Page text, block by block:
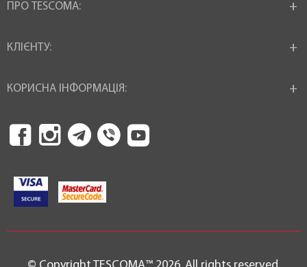
ПРО TESCOMA:
КЛІЄНТУ:
КОРИСНА ІНФОРМАЦІЯ: